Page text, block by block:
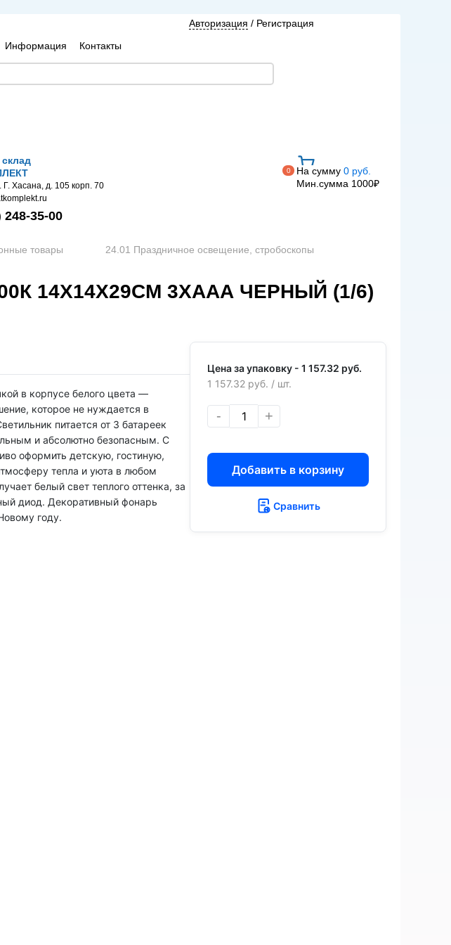
Информация Контакты
Авторизация / Регистрация
Г. Хасана, д. 105 корп. 70
248-35-00
0 На сумму 0 руб.
Мин.сумма 1000₽
товары
24.01 Праздничное освещение, стробоскопы
14Х14Х29СМ 3ХААА ЧЕРНЫЙ (1/6)
в корпусе белого цвета —
которое не нуждается в
питается от 3 батареек
и абсолютно безопасным. С
оформить детскую, гостиную,
тепла и уюта в любом
белый свет теплого оттенка, за
диод. Декоративный фонарь
году.
Цена за упаковку - 1 157.32 руб.
1 157.32 руб. / шт.
- +
Добавить в корзину
Сравнить